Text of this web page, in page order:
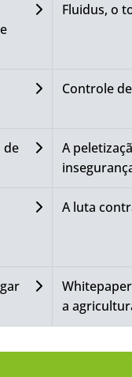
Fluidus, o
Controle
de
A
A luta
a